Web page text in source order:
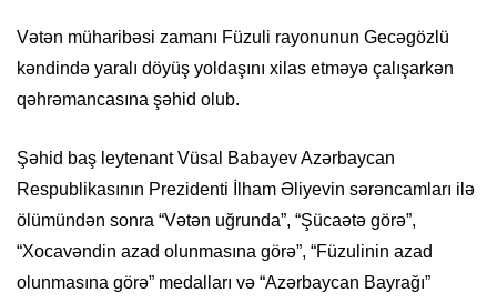
Vətən müharibəsi zamanı Füzuli rayonunun Gecəgözlü
kəndində yaralı döyüş yoldaşını xilas etməyə çalışarkən
qəhrəmancasına şəhid olub.
Şəhid baş leytenant Vüsal Babayev Azərbaycan
Respublikasının Prezidenti İlham Əliyevin sərəncamları ilə
ölümündən sonra “Vətən uğrunda”, “Şücaətə görə”,
“Xocavəndin azad olunmasına görə”, “Füzulinin azad
olunmasına görə” medalları və “Azərbaycan Bayrağı”